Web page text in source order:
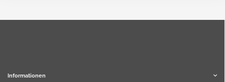
Informationen